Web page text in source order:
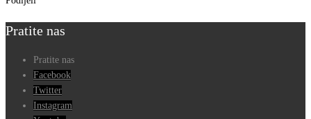
Pratite nas
Pratite nas
Facebook
Twitter
Instagram